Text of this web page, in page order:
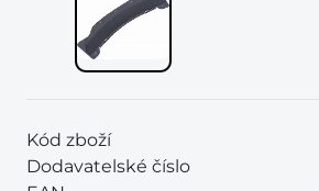
Kód zboží
Dodavatelské číslo